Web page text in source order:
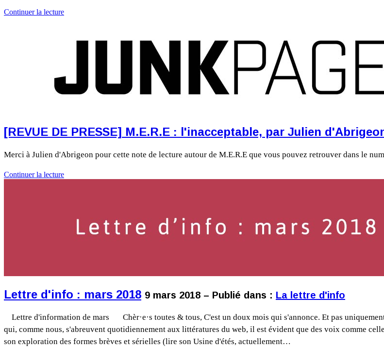
Continuer la lecture
[REVUE DE PRESSE] M.E.R.E : l'inacceptable, par Julien
Merci à Julien d'Abrigeon pour cette note de lecture autour de M.E.R.E que vous pouvez retrouver dans le
Continuer la lecture
Lettre d'info : mars 2018 9 mars 2018 – Publié dans : La lettre d'info
Lettre d'information de mars Chèr·e·s toutes & tous, C'est un doux mois qui s'annonce. Et pas
qui, comme nous, s'abreuvent quotidiennement aux littératures du web, il est évident que des voix comme
son exploration des formes brèves et sérielles (lire son Usine d'étés, actuellement…